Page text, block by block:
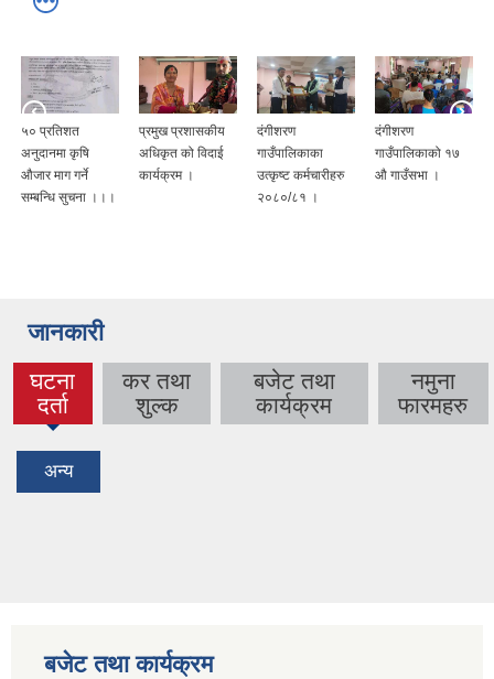
५० प्रतिशत
अनुदानमा कृषि
औजार माग गर्ने
सम्बन्धि सुचना ।।।
प्रमुख प्रशासकीय
अधिकृत को विदाई
कार्यक्रम ।
दंगीशरण
गाउँपालिकाका
उत्कृष्ट कर्मचारीहरु
२०८०/८१ ।
दंगीशरण
गाउँपालिकाको १७
औ गाउँसभा ।
जानकारी
घटना
दर्ता
(active
tab)
कर तथा
शुल्क
बजेट तथा
कार्यक्रम
नमुना
फारमहरु
अन्य
बजेट तथा कार्यक्रम